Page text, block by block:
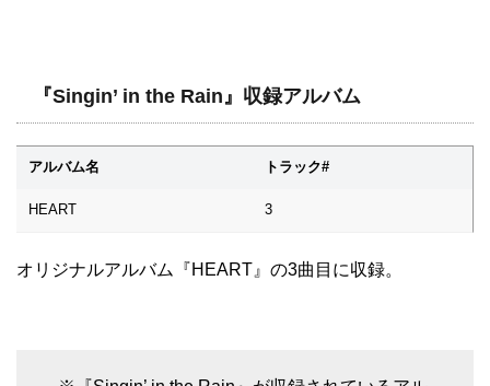
『Singin’ in the Rain』収録アルバム
アルバム名 トラック#
HEART 3
オリジナルアルバム『HEART』の3曲目に収録。